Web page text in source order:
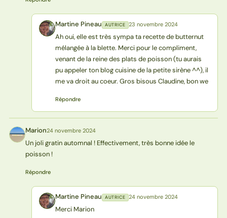
MP Martine Pineau AUTRICE 23 novembre 2024
Ah oui, elle est très sympa ta recette de butternut
mélangée à la blette. Merci pour le compliment,
venant de la reine des plats de poisson (tu aurais
pu appeler ton blog cuisine de la petite sirène ^^), il
me va droit au coeur. Gros bisous Claudine, bon we
Répondre
M Marion24 novembre 2024
Un joli gratin automnal ! Effectivement, très bonne idée le
poisson !
Répondre
MP Martine Pineau AUTRICE 24 novembre 2024
Merci Marion